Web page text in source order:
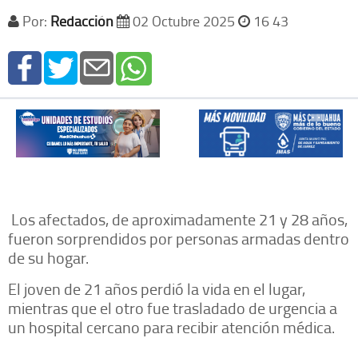
Por: Redacción 02 Octubre 2025 16 43
Los afectados, de aproximadamente 21 y 28 años,
fueron sorprendidos por personas armadas dentro
de su hogar.
El joven de 21 años perdió la vida en el lugar,
mientras que el otro fue trasladado de urgencia a
un hospital cercano para recibir atención médica.